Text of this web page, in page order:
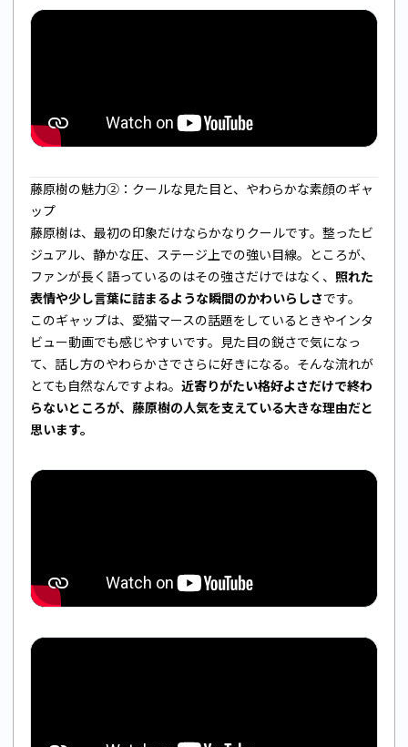
藤原樹の魅力②：クールな見た目と、やわらかな素顔のギャ
ップ
藤原樹は、最初の印象だけならかなりクールです。整ったビ
ジュアル、静かな圧、ステージ上での強い目線。ところが、
ファンが長く語っているのはその強さだけではなく、 照れた
表情や少し言葉に詰まるような瞬間のかわいらしさです。
このギャップは、愛猫マースの話題をしているときやインタ
ビュー動画でも感じやすいです。見た目の鋭さで気になっ
て、話し方のやわらかさでさらに好きになる。そんな流れが
とても自然なんですよね。 近寄りがたい格好よさだけで終わ
らないところが、藤原樹の人気を支えている大きな理由だと
思います。